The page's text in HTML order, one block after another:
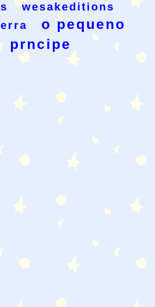
wesakeditions
o pequeno
prncipe